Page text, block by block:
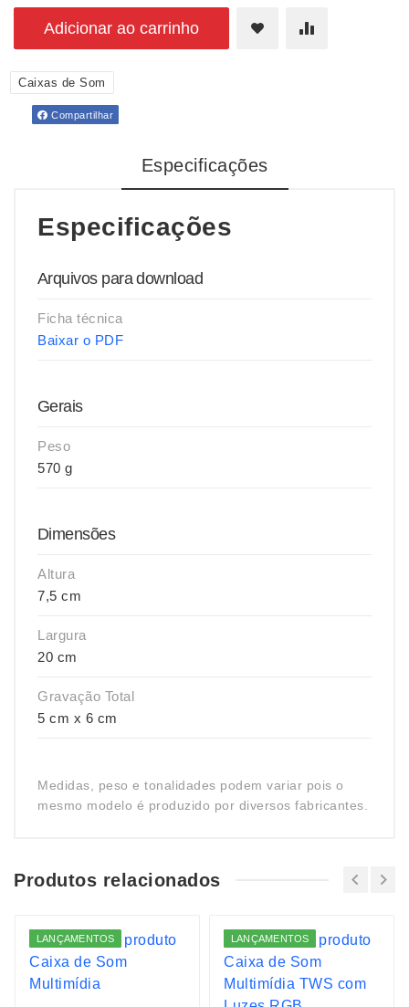
Adicionar ao carrinho
Caixas de Som
Compartilhar
Especificações
Especificações
Arquivos para download
Ficha técnica
Baixar o PDF
Gerais
Peso
570 g
Dimensões
Altura
7,5 cm
Largura
20 cm
Gravação Total
5 cm x 6 cm
Medidas, peso e tonalidades podem variar pois o
mesmo modelo é produzido por diversos fabricantes.
Produtos relacionados
LANÇAMENTOS LANÇAMENTOS